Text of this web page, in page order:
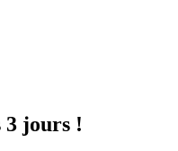
3 jours !